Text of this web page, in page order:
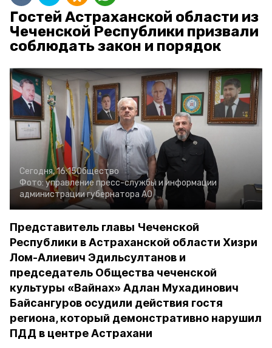
Гостей Астраханской области из
Чеченской Республики призвали
соблюдать закон и порядок
Сегодня, 16:15Общество
Фото: управление пресс-службы и информации
администрации губернатора АО
Представитель главы Чеченской
Республики в Астраханской области Хизри
Лом-Алиевич Эдильсултанов и
председатель Общества чеченской
культуры «Вайнах» Адлан Мухадинович
Байсангуров осудили действия гостя
региона, который демонстративно нарушил
ПДД в центре Астрахани